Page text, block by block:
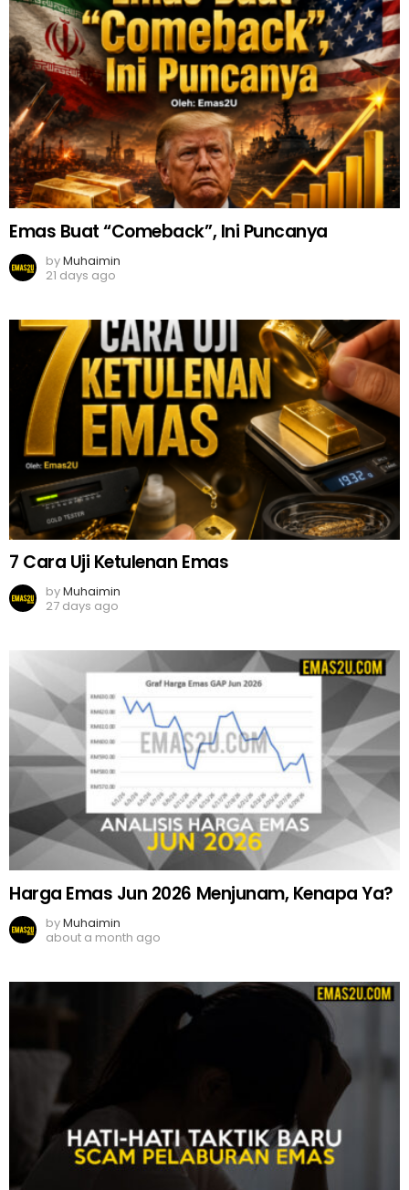
Emas Buat “Comeback”, Ini Puncanya
byMuhaimin
21 days ago
7 Cara Uji Ketulenan Emas
byMuhaimin
27 days ago
Harga Emas Jun 2026 Menjunam, Kenapa Ya?
byMuhaimin
about a month ago